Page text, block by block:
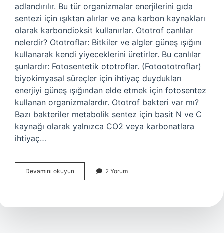
adlandırılır. Bu tür organizmalar enerjilerini gıda
sentezi için ışıktan alırlar ve ana karbon kaynakları
olarak karbondioksit kullanırlar. Ototrof canlılar
nelerdir? Ototroflar: Bitkiler ve algler güneş ışığını
kullanarak kendi yiyeceklerini üretirler. Bu canlılar
şunlardır: Fotosentetik ototroflar. (Fotoototroflar)
biyokimyasal süreçler için ihtiyaç duydukları
enerjiyi güneş ışığından elde etmek için fotosentez
kullanan organizmalardır. Ototrof bakteri var mı?
Bazı bakteriler metabolik sentez için basit N ve C
kaynağı olarak yalnızca CO2 veya karbonatlara
ihtiyaç…
Devamını okuyun
Bitki
2 Yorum